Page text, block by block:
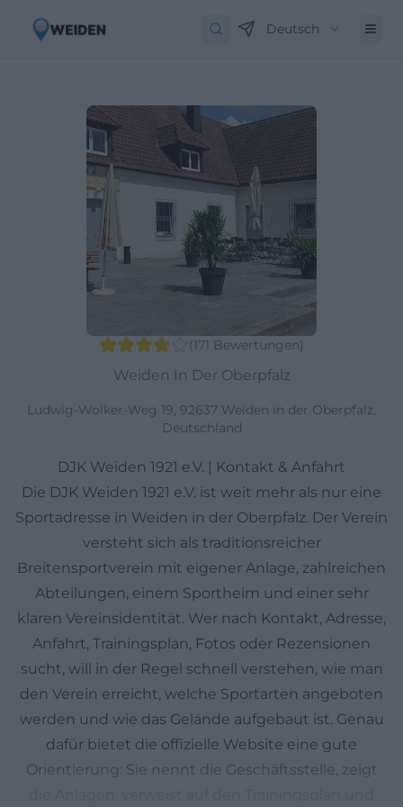
Deutsch
(171 Bewertungen)
Weiden In Der Oberpfalz
Ludwig-Wolker-Weg 19, 92637 Weiden in der Oberpfalz,
Deutschland
DJK Weiden 1921 e.V. | Kontakt & Anfahrt
Die DJK Weiden 1921 e.V. ist weit mehr als nur eine
Sportadresse in Weiden in der Oberpfalz. Der Verein
versteht sich als traditionsreicher
Breitensportverein mit eigener Anlage, zahlreichen
Abteilungen, einem Sportheim und einer sehr
klaren Vereinsidentität. Wer nach Kontakt, Adresse,
Anfahrt, Trainingsplan, Fotos oder Rezensionen
sucht, will in der Regel schnell verstehen, wie man
den Verein erreicht, welche Sportarten angeboten
werden und wie das Gelände aufgebaut ist. Genau
dafür bietet die offizielle Website eine gute
Orientierung: Sie nennt die Geschäftsstelle, zeigt